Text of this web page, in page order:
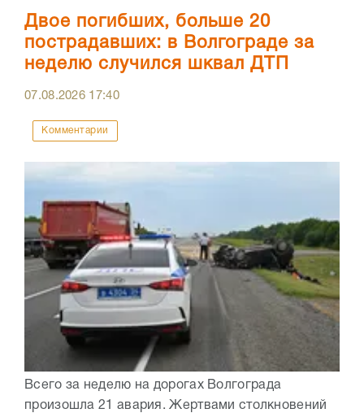
Двое погибших, больше 20
пострадавших: в Волгограде за
неделю случился шквал ДТП
07.08.2026 17:40
Комментарии
Всего за неделю на дорогах Волгограда
произошла 21 авария. Жертвами столкновений